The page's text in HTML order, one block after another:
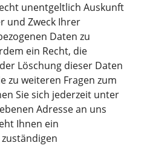
unentgeltlich Auskunft
und Zweck Ihrer
Daten zu
ein Recht, die
Löschung dieser Daten
zu weiteren Fragen zum
Sie sich jederzeit unter
Adresse an uns
Ihnen ein